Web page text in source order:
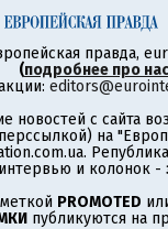
правда,
(подробнее про нас
новостей с сайта
на
и колонок -
PROMOTED
публикуются на